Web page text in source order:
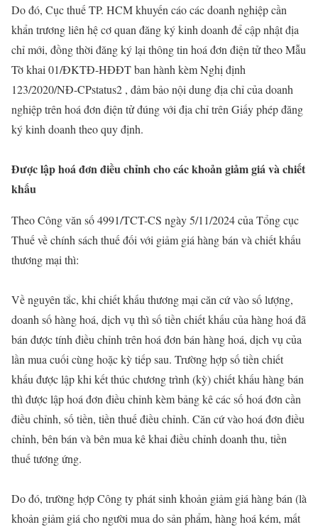
Do đó, Cục thuế TP. HCM khuyến cáo các doanh nghiệp cần
khẩn trương liên hệ cơ quan đăng ký kinh doanh để cập nhật địa
chỉ mới, đồng thời đăng ký lại thông tin hoá đơn điện tử theo Mẫu
Tờ khai 01/ĐKTĐ-HĐĐT ban hành kèm Nghị định
123/2020/NĐ-CPstatus2 , đảm bảo nội dung địa chỉ của doanh
nghiệp trên hoá đơn điện tử đúng với địa chỉ trên Giấy phép đăng
ký kinh doanh theo quy định.
Được lập hoá đơn điều chỉnh cho các khoản giảm giá và chiết
khấu
Theo Công văn số 4991/TCT-CS ngày 5/11/2024 của Tổng cục
Thuế về chính sách thuế đối với giảm giá hàng bán và chiết khấu
thương mại thì:
Về nguyên tắc, khi chiết khấu thương mại căn cứ vào số lượng,
doanh số hàng hoá, dịch vụ thì số tiền chiết khấu của hàng hoá đã
bán được tính điều chỉnh trên hoá đơn bán hàng hoá, dịch vụ của
lần mua cuối cùng hoặc kỳ tiếp sau. Trường hợp số tiền chiết
khấu được lập khi kết thúc chương trình (kỳ) chiết khấu hàng bán
thì được lập hoá đơn điều chỉnh kèm bảng kê các số hoá đơn cần
điều chỉnh, số tiền, tiền thuế điều chỉnh. Căn cứ vào hoá đơn điều
chỉnh, bên bán và bên mua kê khai điều chỉnh doanh thu, tiền
thuế tương ứng.
Do đó, trường hợp Công ty phát sinh khoản giảm giá hàng bán (là
khoản giảm giá cho người mua do sản phẩm, hàng hoá kém, mất